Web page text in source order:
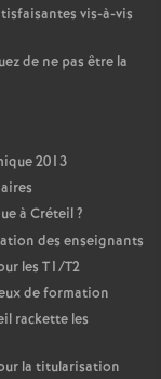
vis-à-vis
de ne pas être la
2013
à Créteil?
des enseignants
les T1/T2
de formation
rackette les
la titularisation